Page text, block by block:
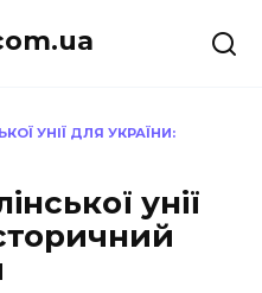
УНІЇ ДЛЯ УКРАЇНИ:
унії